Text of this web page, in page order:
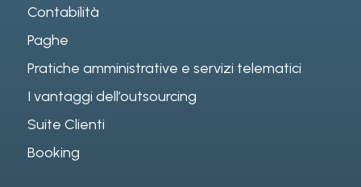
Contabilità
Paghe
Pratiche amministrative e servizi telematici
I vantaggi dell’outsourcing
Suite Clienti
Booking